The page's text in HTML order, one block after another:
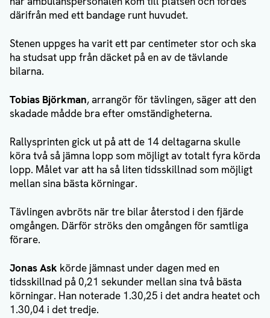
därifrån med ett bandage runt huvudet.
Stenen uppges ha varit ett par centimeter stor och ska
ha studsat upp från däcket på en av de tävlande
bilarna.
Tobias Björkman, arrangör för tävlingen, säger att den
skadade mådde bra efter omständigheterna.
Rallysprinten gick ut på att de 14 deltagarna skulle
köra två så jämna lopp som möjligt av totalt fyra körda
lopp. Målet var att ha så liten tidsskillnad som möjligt
mellan sina bästa körningar.
Tävlingen avbröts när tre bilar återstod i den fjärde
omgången. Därför ströks den omgången för samtliga
förare.
Jonas Ask körde jämnast under dagen med en
tidsskillnad på 0,21 sekunder mellan sina två bästa
körningar. Han noterade 1.30,25 i det andra heatet och
1.30,04 i det tredje.